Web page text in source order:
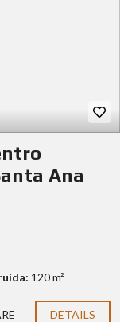
Ana
120 m²
DETAILS